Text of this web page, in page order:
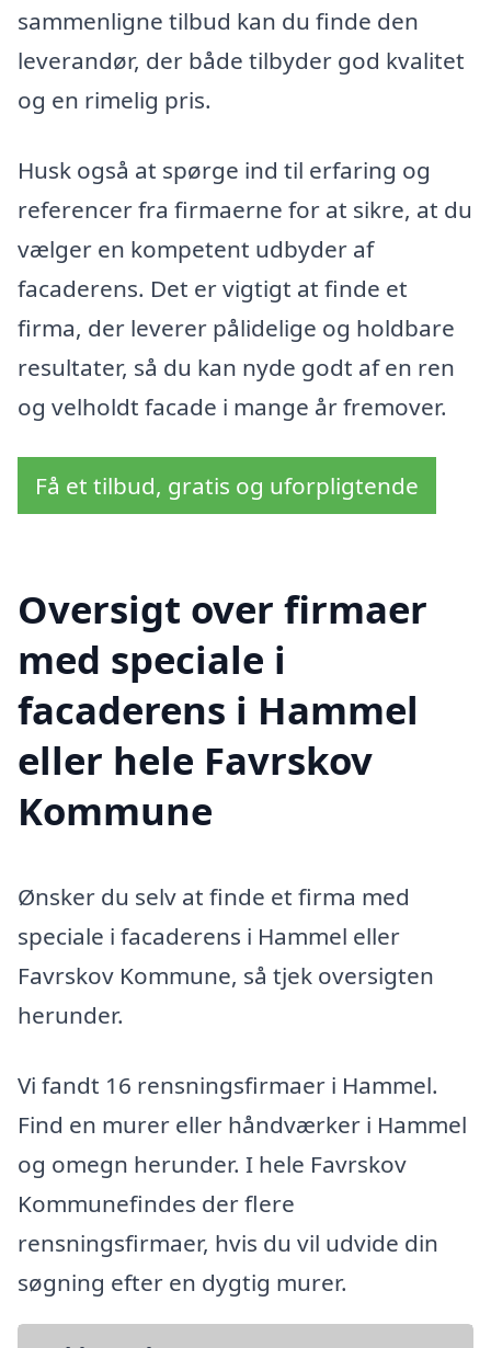
sammenligne tilbud kan du finde den
leverandør, der både tilbyder god kvalitet
og en rimelig pris.
Husk også at spørge ind til erfaring og
referencer fra firmaerne for at sikre, at du
vælger en kompetent udbyder af
facaderens. Det er vigtigt at finde et
firma, der leverer pålidelige og holdbare
resultater, så du kan nyde godt af en ren
og velholdt facade i mange år fremover.
Få et tilbud, gratis og uforpligtende
Oversigt over firmaer
med speciale i
facaderens i Hammel
eller hele Favrskov
Kommune
Ønsker du selv at finde et firma med
speciale i facaderens i Hammel eller
Favrskov Kommune, så tjek oversigten
herunder.
Vi fandt 16 rensningsfirmaer i Hammel.
Find en murer eller håndværker i Hammel
og omegn herunder. I hele Favrskov
Kommunefindes der flere
rensningsfirmaer, hvis du vil udvide din
søgning efter en dygtig murer.